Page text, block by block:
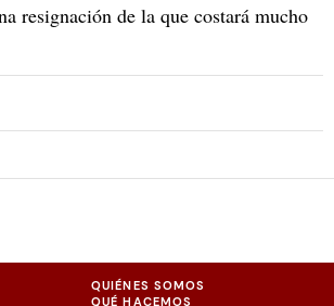
resignación de la que costará mucho
QUIÉNES SOMOS
QUÉ HACEMOS